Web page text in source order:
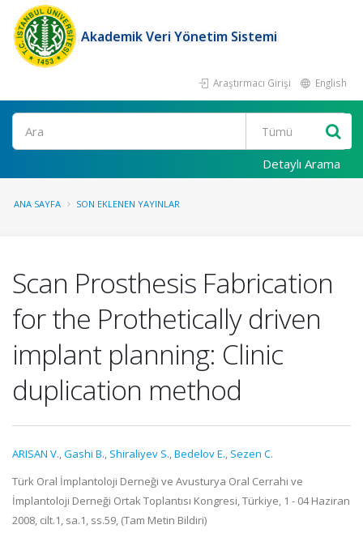
Akademik Veri Yönetim Sistemi
Araştırmacı Girişi English
Ara
Detaylı Arama
ANA SAYFA SON EKLENEN YAYINLAR
Scan Prosthesis Fabrication
for the Prothetically driven
implant planning: Clinic
duplication method
ARISAN V.,Gashi B., Shiraliyev S.,Bedelov E., Sezen C.
Türk Oral İmplantoloji Derneği ve Avusturya Oral Cerrahi ve
İmplantoloji Derneği Ortak Toplantısı Kongresi, Türkiye, 1 - 04 Haziran
2008, cilt.1, sa.1, ss.59, (Tam Metin Bildiri)